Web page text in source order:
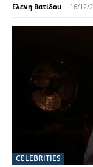
Ελένη Βατίδου - 16/12/
CELEBRITIES